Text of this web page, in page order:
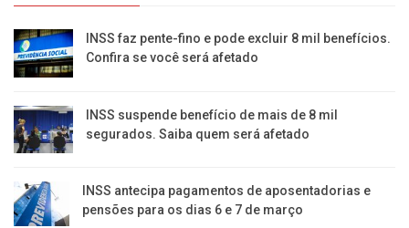
INSS faz pente-fino e pode excluir 8 mil benefícios.
Confira se você será afetado
INSS suspende benefício de mais de 8 mil
segurados. Saiba quem será afetado
INSS antecipa pagamentos de aposentadorias e
pensões para os dias 6 e 7 de março